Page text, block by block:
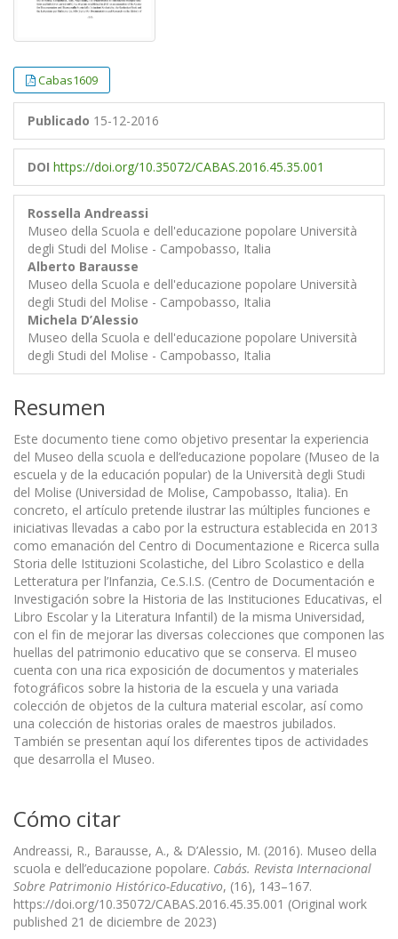
Cabas1609
Publicado 15-12-2016
DOI https://doi.org/10.35072/CABAS.2016.45.35.001
Rossella Andreassi
Museo della Scuola e dell'educazione popolare Università
degli Studi del Molise - Campobasso, Italia
Alberto Barausse
Museo della Scuola e dell'educazione popolare Università
degli Studi del Molise - Campobasso, Italia
Michela D’Alessio
Museo della Scuola e dell'educazione popolare Università
degli Studi del Molise - Campobasso, Italia
Resumen
Este documento tiene como objetivo presentar la experiencia
del Museo della scuola e dell’educazione popolare (Museo de la
escuela y de la educación popular) de la Università degli Studi
del Molise (Universidad de Molise, Campobasso, Italia). En
concreto, el artículo pretende ilustrar las múltiples funciones e
iniciativas llevadas a cabo por la estructura establecida en 2013
como emanación del Centro di Documentazione e Ricerca sulla
Storia delle Istituzioni Scolastiche, del Libro Scolastico e della
Letteratura per l’Infanzia, Ce.S.I.S. (Centro de Documentación e
Investigación sobre la Historia de las Instituciones Educativas, el
Libro Escolar y la Literatura Infantil) de la misma Universidad,
con el fin de mejorar las diversas colecciones que componen las
huellas del patrimonio educativo que se conserva. El museo
cuenta con una rica exposición de documentos y materiales
fotográficos sobre la historia de la escuela y una variada
colección de objetos de la cultura material escolar, así como
una colección de historias orales de maestros jubilados.
También se presentan aquí los diferentes tipos de actividades
que desarrolla el Museo.
Cómo citar
Andreassi, R., Barausse, A., & D’Alessio, M. (2016). Museo della
scuola e dell’educazione popolare. Cabás. Revista Internacional
Sobre Patrimonio Histórico-Educativo, (16), 143–167.
https://doi.org/10.35072/CABAS.2016.45.35.001 (Original work
published 21 de diciembre de 2023)